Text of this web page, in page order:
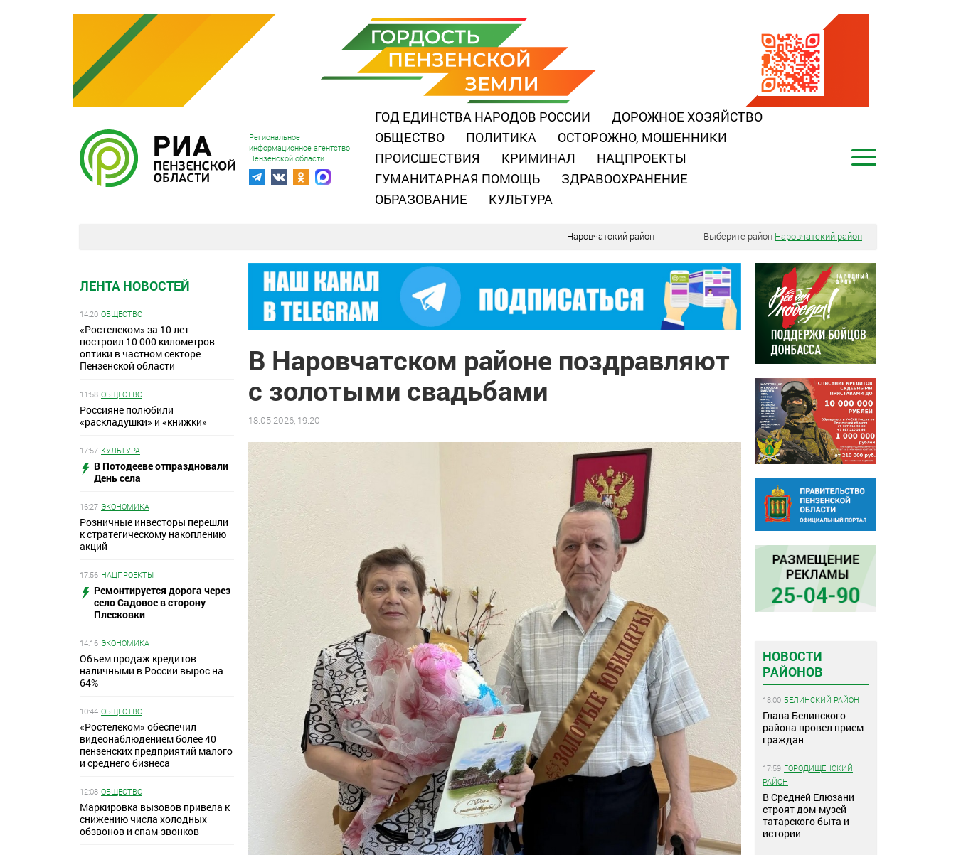
Региональное
информационное агентство
Пензенской области
ГОД ЕДИНСТВА НАРОДОВ РОССИИ
ДОРОЖНОЕ ХОЗЯЙСТВО
ОБЩЕСТВО
ПОЛИТИКА
ОСТОРОЖНО, МОШЕННИКИ
ПРОИСШЕСТВИЯ
КРИМИНАЛ
НАЦПРОЕКТЫ
ГУМАНИТАРНАЯ ПОМОЩЬ
ЗДРАВООХРАНЕНИЕ
ОБРАЗОВАНИЕ
КУЛЬТУРА
Наровчатский район Выберите район Наровчатский район
ЛЕНТА НОВОСТЕЙ
14:20 ОБЩЕСТВО
«Ростелеком» за 10 лет
построил 10 000 километров
оптики в частном секторе
Пензенской области
11:58 ОБЩЕСТВО
Россияне полюбили
«раскладушки» и «книжки»
17:57 КУЛЬТУРА
В Потодееве отпраздновали
День села
16:27 ЭКОНОМИКА
Розничные инвесторы перешли
к стратегическому накоплению
акций
17:56 НАЦПРОЕКТЫ
Ремонтируется дорога через
село Садовое в сторону
Плесковки
14:16 ЭКОНОМИКА
Объем продаж кредитов
наличными в России вырос на
64%
10:44 ОБЩЕСТВО
«Ростелеком» обеспечил
видеонаблюдением более 40
пензенских предприятий малого
и среднего бизнеса
12:08 ОБЩЕСТВО
Маркировка вызовов привела к
снижению числа холодных
обзвонов и спам-звонков
В Наровчатском районе поздравляют
с золотыми свадьбами
18.05.2026, 19:20
НОВОСТИ
РАЙОНОВ
18:00 БЕЛИНСКИЙ РАЙОН
Глава Белинского
района провел прием
граждан
17:59 ГОРОДИЩЕНСКИЙ
РАЙОН
В Средней Елюзани
строят дом-музей
татарского быта и
истории